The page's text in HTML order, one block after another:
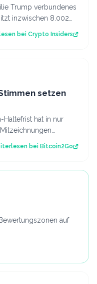
Trump verbundenes
inzwischen 8.002
bei Crypto Insiders
setzen
Haltefrist hat in nur
bei Bitcoin2Go
auf